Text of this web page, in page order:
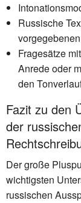
Russische
Fragesätze
Anrede oder
den
Fazit zu den
der
Der große
wichtigsten
russischen